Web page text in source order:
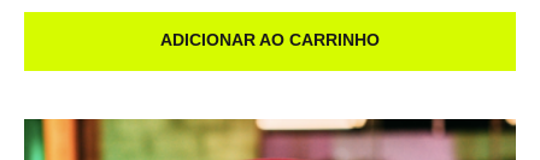
ADICIONAR AO CARRINHO